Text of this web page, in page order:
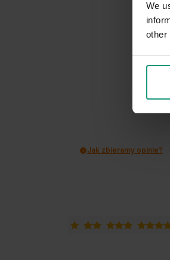
We
other
Jak zbieramy opinie?